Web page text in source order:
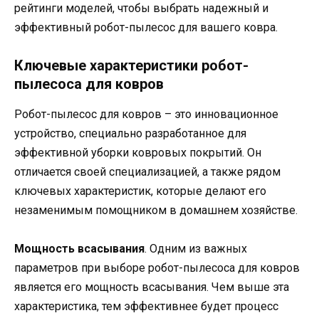
рейтинги моделей, чтобы выбрать надежный и
эффективный робот-пылесос для вашего ковра.
Ключевые характеристики робот-
пылесоса для ковров
Робот-пылесос для ковров – это инновационное
устройство, специально разработанное для
эффективной уборки ковровых покрытий. Он
отличается своей специализацией, а также рядом
ключевых характеристик, которые делают его
незаменимым помощником в домашнем хозяйстве.
Мощность всасывания. Одним из важных
параметров при выборе робот-пылесоса для ковров
является его мощность всасывания. Чем выше эта
характеристика, тем эффективнее будет процесс